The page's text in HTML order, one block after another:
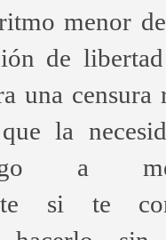
menor
de
una censura
la
a
si te